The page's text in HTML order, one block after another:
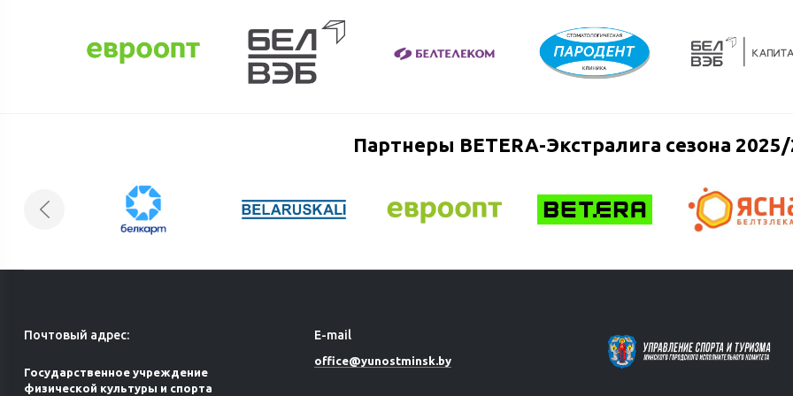
Партнеры BETERA-Экстралига сезона
Почтовый адрес:
Государственное учреждение
физической культуры и спорта
E-mail
office@yunostminsk.by